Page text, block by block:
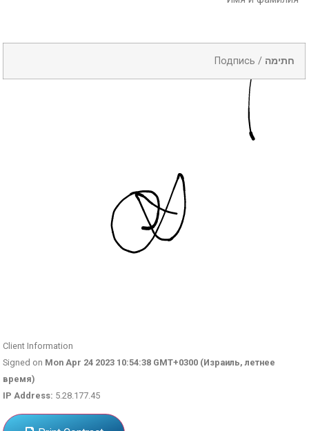
Подпись / חתימה
Client Information
Signed on Mon Apr 24 2023 10:54:38 GMT+0300 (Израиль, летнее
время)
IP Address: 5.28.177.45